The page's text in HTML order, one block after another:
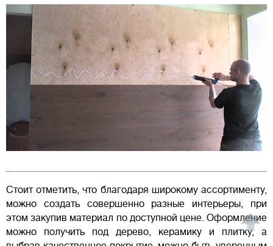
Стоит отметить, что благодаря широкому ассортименту,
можно создать совершенно разные интерьеры, при
этом закупив материал по доступной цене. Оформление
можно получить под дерево, керамику и плитку, а